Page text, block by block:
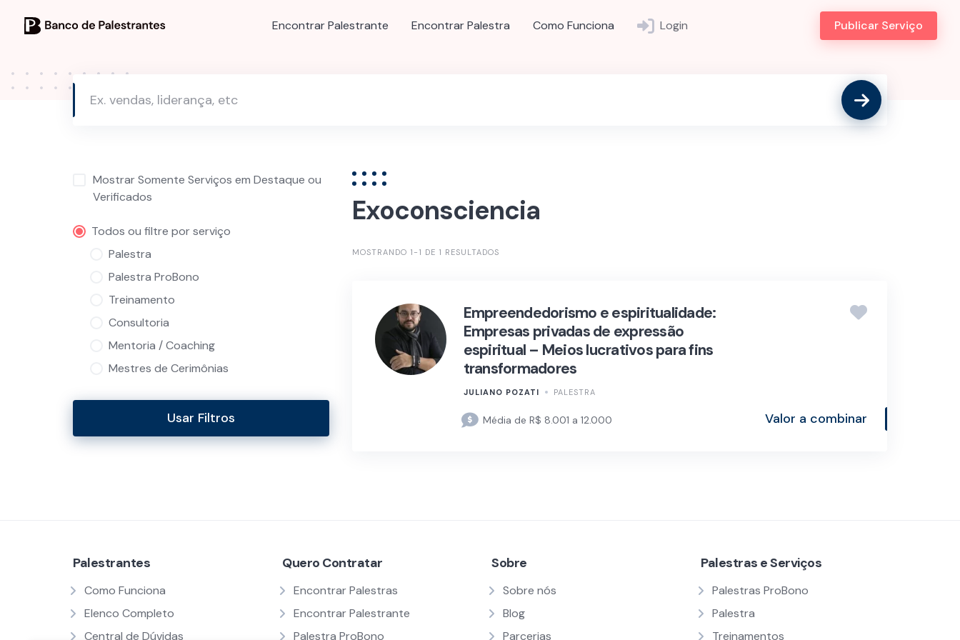
Encontrar Palestrante Encontrar Palestra Como Funciona Login Publicar Serviço
Mostrar Somente Serviços em Destaque ou
Verificados
Todos ou filtre por serviço
Palestra
Palestra ProBono
Treinamento
Consultoria
Mentoria / Coaching
Mestres de Cerimônias
Usar Filtros
Exoconsciencia
MOSTRANDO 1-1 DE 1 RESULTADOS
Empreendedorismo e espiritualidade:
Empresas privadas de expressão
espiritual – Meios lucrativos para fins
transformadores
JULIANO POZATI PALESTRA
Média de R$ 8.001 a 12.000 Valor a combinar
Palestrantes
Como Funciona
Elenco Completo
Central de Dúvidas
Quero Contratar
Encontrar Palestras
Encontrar Palestrante
Palestra ProBono
Sobre
Sobre nós
Blog
Parcerias
Palestras e Serviços
Palestras ProBono
Palestra
Treinamentos